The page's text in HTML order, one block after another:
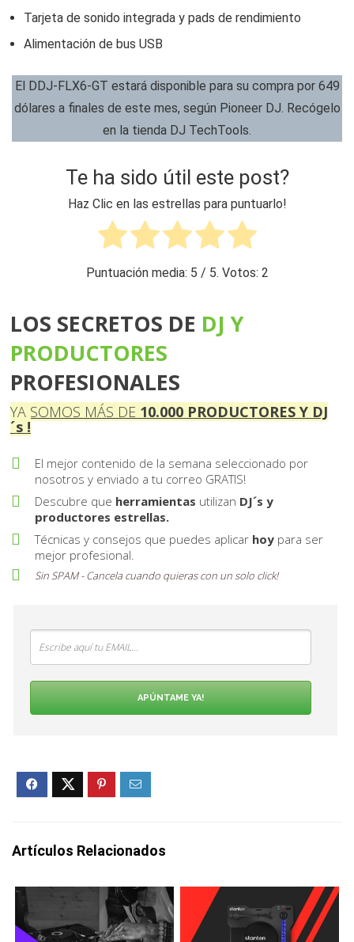
Tarjeta de sonido integrada y pads de rendimiento
Alimentación de bus USB
El DDJ-FLX6-GT estará disponible para su compra por 649
dólares a finales de este mes, según Pioneer DJ. Recógelo
en la tienda DJ TechTools.
Te ha sido útil este post?
Haz Clic en las estrellas para puntuarlo!
Puntuación media: 5 / 5. Votos: 2
LOS SECRETOS DE DJ Y
PRO DUCTORES
PROFESIONALES
YA SOMOS MÁS DE 10 . 000 PRODUCTORES Y DJ
´s !
El mejor contenido de la semana seleccionado por
nosotros y enviado a tu correo GRATIS!
Descubre que herramientas utilizan DJ´s y
productores estrellas.
Técnicas y consejos que puedes aplicar hoy para ser
mejor profesional.
Sin SPAM - Cancela cuando quieras con un solo click!
APÚNTAME YA!
Artículos Relacionados